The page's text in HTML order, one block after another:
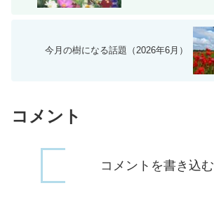
今月の樹になる話題（2026年6月）
コメント
コメントを書き込む